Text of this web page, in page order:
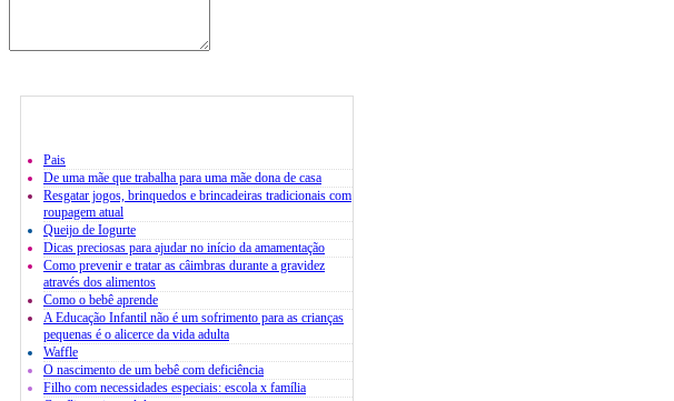
Pais
De uma mãe que trabalha para uma mãe dona de casa
Resgatar jogos, brinquedos e brincadeiras tradicionais com
roupagem atual
Queijo de Iogurte
Dicas preciosas para ajudar no início da amamentação
Como prevenir e tratar as câimbras durante a gravidez
através dos alimentos
Como o bebê aprende
A Educação Infantil não é um sofrimento para as crianças
pequenas é o alicerce da vida adulta
Waffle
O nascimento de um bebê com deficiência
Filho com necessidades especiais: escola x família